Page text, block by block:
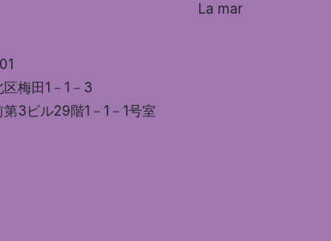
La mar
区梅田1－1－3
3ビル29階1－1－1号室